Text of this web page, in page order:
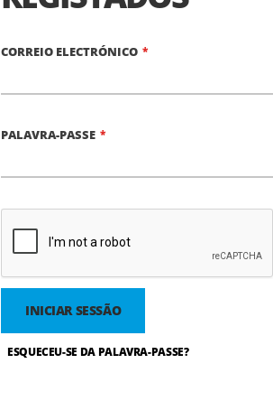
CORREIO ELECTRÓNICO
PALAVRA-PASSE
INICIAR SESSÃO
ESQUECEU-SE DA PALAVRA-PASSE?